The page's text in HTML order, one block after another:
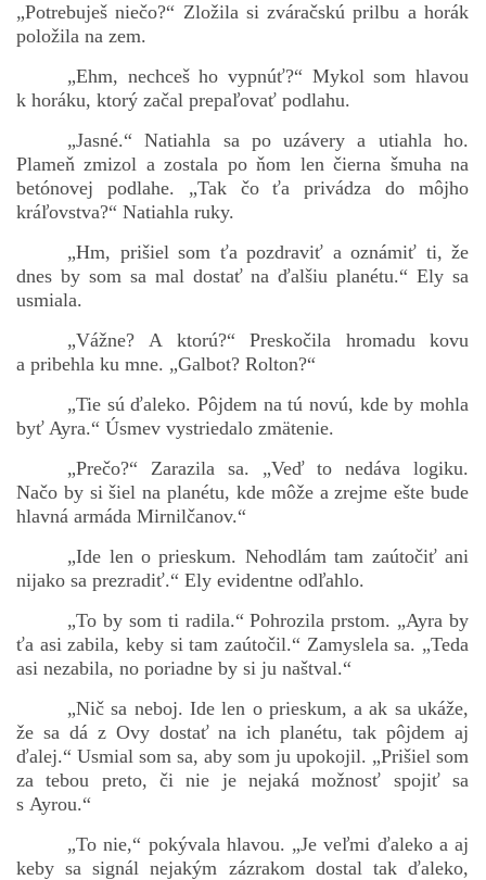
„Potrebuješ niečo?“ Zložila si zváračskú prilbu a horák
položila na zem.
„Ehm, nechceš ho vypnúť?“ Mykol som hlavou
k horáku, ktorý začal prepaľovať podlahu.
„Jasné.“ Natiahla sa po uzávery a utiahla ho.
Plameň zmizol a zostala po ňom len čierna šmuha na
betónovej podlahe. „Tak čo ťa privádza do môjho
kráľovstva?“ Natiahla ruky.
„Hm, prišiel som ťa pozdraviť a oznámiť ti, že
dnes by som sa mal dostať na ďalšiu planétu.“ Ely sa
usmiala.
„Vážne? A ktorú?“ Preskočila hromadu kovu
a pribehla ku mne. „Galbot? Rolton?“
„Tie sú ďaleko. Pôjdem na tú novú, kde by mohla
byť Ayra.“ Úsmev vystriedalo zmätenie.
„Prečo?“ Zarazila sa. „Veď to nedáva logiku.
Načo by si šiel na planétu, kde môže a zrejme ešte bude
hlavná armáda Mirnilčanov.“
„Ide len o prieskum. Nehodlám tam zaútočiť ani
nijako sa prezradiť.“ Ely evidentne odľahlo.
„To by som ti radila.“ Pohrozila prstom. „Ayra by
ťa asi zabila, keby si tam zaútočil.“ Zamyslela sa. „Teda
asi nezabila, no poriadne by si ju naštval.“
„Nič sa neboj. Ide len o prieskum, a ak sa ukáže,
že sa dá z Ovy dostať na ich planétu, tak pôjdem aj
ďalej.“ Usmial som sa, aby som ju upokojil. „Prišiel som
za tebou preto, či nie je nejaká možnosť spojiť sa
s Ayrou.“
„To nie,“ pokývala hlavou. „Je veľmi ďaleko a aj
keby sa signál nejakým zázrakom dostal tak ďaleko,